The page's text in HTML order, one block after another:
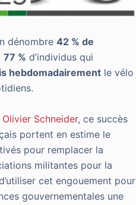
dénombre 42 % de
77 % d’individus qui
hebdomadairement le vélo
.
Olivier Schneider, ce succès
portent en estime le
pour remplacer la
militantes pour la
cet engouement pour
gouvernementales une